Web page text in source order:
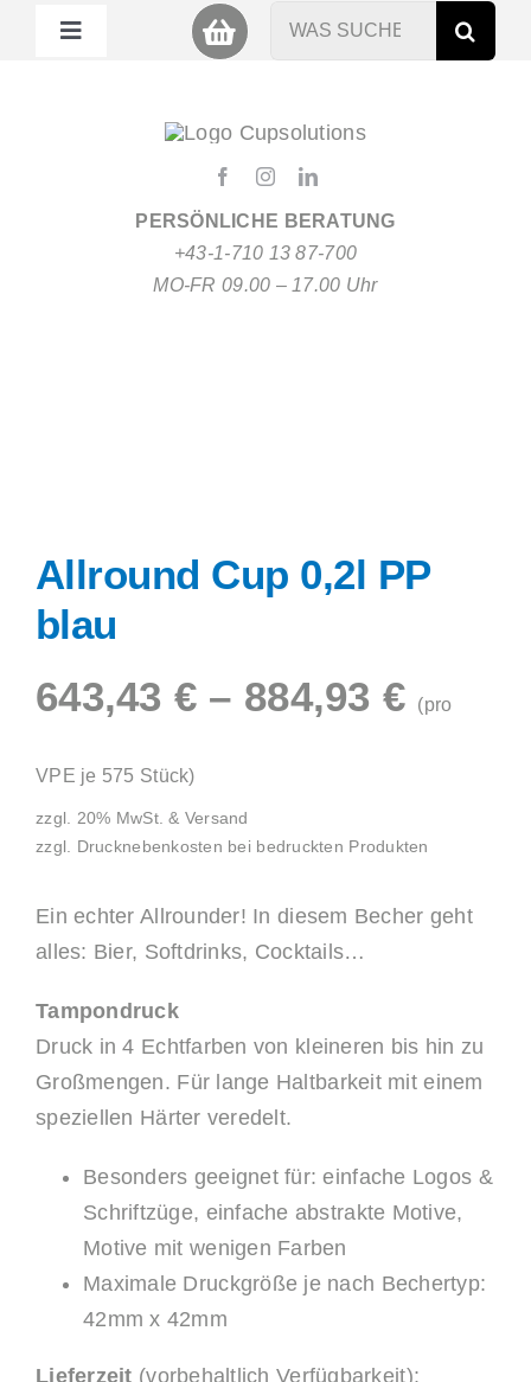
PERSÖNLICHE BERATUNG
+43-1-710 13 87-700
MO-FR 09.00 – 17.00 Uhr
Toggle
Shop
Suche
Allround Cup 0,2l PP
blau
643,43 € – 884,93 € (pro
VPE je 575 Stück)
zzgl. 20% MwSt. & Versand
zzgl. Drucknebenkosten bei bedruckten Produkten
Ein echter Allrounder! In diesem Becher geht
alles: Bier, Softdrinks, Cocktails…
Tampondruck
Druck in 4 Echtfarben von kleineren bis hin zu
Großmengen. Für lange Haltbarkeit mit einem
speziellen Härter veredelt.
Besonders geeignet für: einfache Logos &
Schriftzüge, einfache abstrakte Motive,
Motive mit wenigen Farben
Maximale Druckgröße je nach Bechertyp:
42mm x 42mm
Lieferzeit (vorbehaltlich Verfügbarkeit):